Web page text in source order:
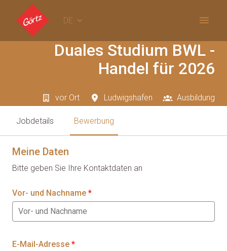
Inhalt
springen
Startseite DE
Duales Studium BWL -
Handel für 2026
vor Ort Ludwigshafen Ausbildung
Jobdetails Bewerbung
Meine Daten
Bitte geben Sie Ihre Kontaktdaten an
Vor- und Nachname *
E-Mail-Adresse *